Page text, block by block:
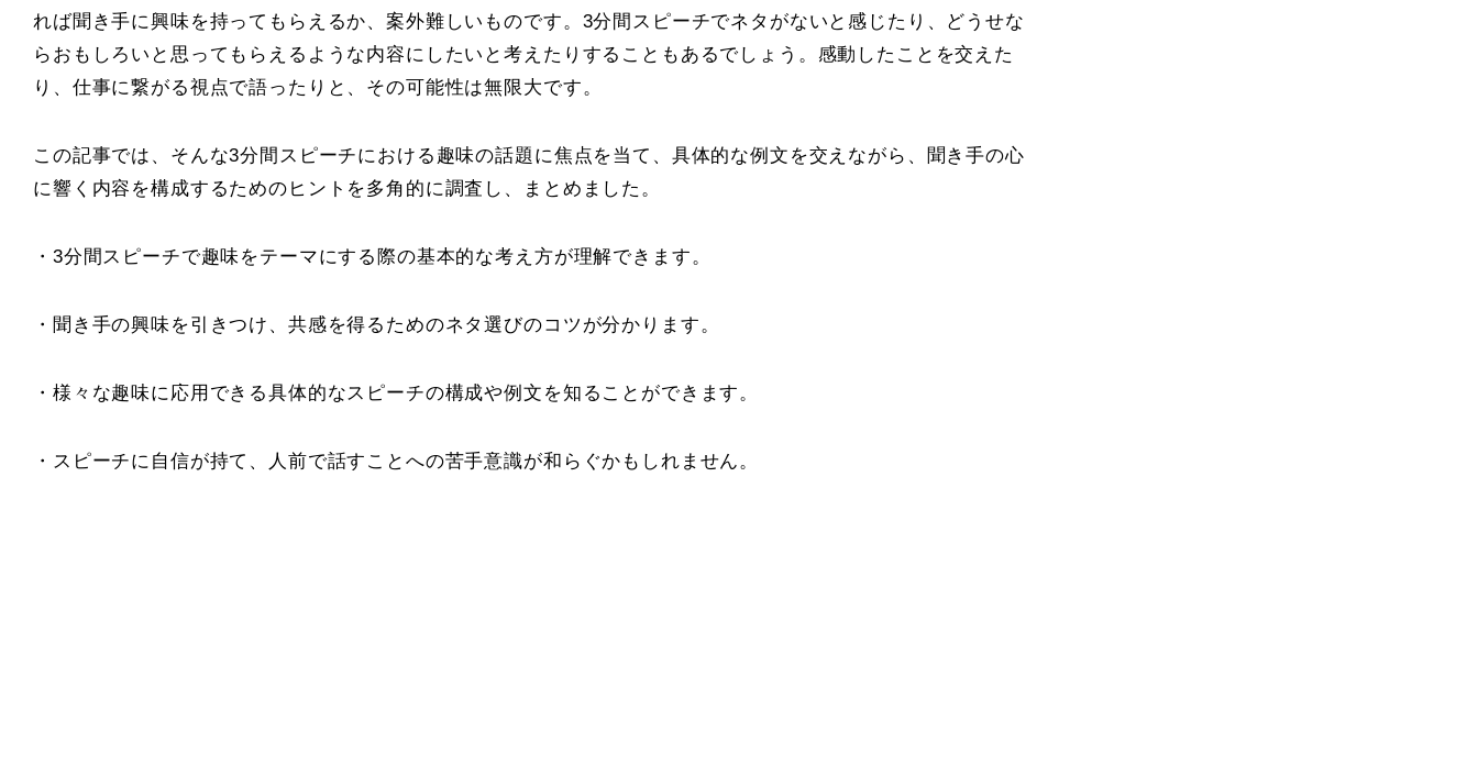
れば聞き手に興味を持ってもらえるか、案外難しいものです。3分間スピーチでネタがないと感じたり、どうせな
らおもしろいと思ってもらえるような内容にしたいと考えたりすることもあるでしょう。感動したことを交えた
り、仕事に繋がる視点で語ったりと、その可能性は無限大です。
この記事では、そんな3分間スピーチにおける趣味の話題に焦点を当て、具体的な例文を交えながら、聞き手の心
に響く内容を構成するためのヒントを多角的に調査し、まとめました。
・3分間スピーチで趣味をテーマにする際の基本的な考え方が理解できます。
・聞き手の興味を引きつけ、共感を得るためのネタ選びのコツが分かります。
・様々な趣味に応用できる具体的なスピーチの構成や例文を知ることができます。
・スピーチに自信が持て、人前で話すことへの苦手意識が和らぐかもしれません。